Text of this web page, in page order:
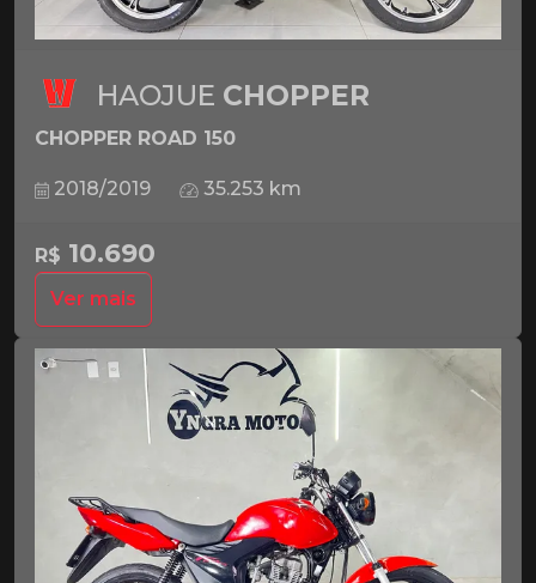
HAOJUE CHOPPER
CHOPPER ROAD 150
2018/2019 35.253 km
R$ 10.690
Ver mais